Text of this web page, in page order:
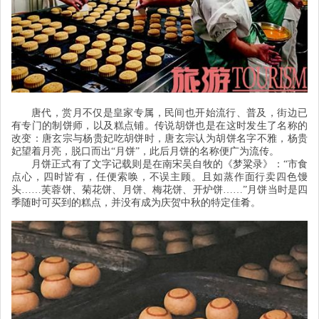
唐代，赏月不仅是皇家专属，民间也开始流行、普及，街边已
有专门的制饼师，以及糕点铺。传说胡饼也是在这时发生了名称的
改变：唐玄宗与杨贵妃吃胡饼时，唐玄宗认为胡饼名字不雅，杨贵
妃望着月亮，脱口而出“月饼”，此后月饼的名称便广为流传。
月饼正式有了文字记载则是在南宋吴自牧的《梦粱录》：“市食
点心，四时皆有，任便索唤，不误主顾。且如蒸作面行卖四色馒
头……芙蓉饼、菊花饼、月饼、梅花饼、开炉饼……”月饼当时是四
季随时可买到的糕点，并没有成为庆贺中秋的特定佳肴。